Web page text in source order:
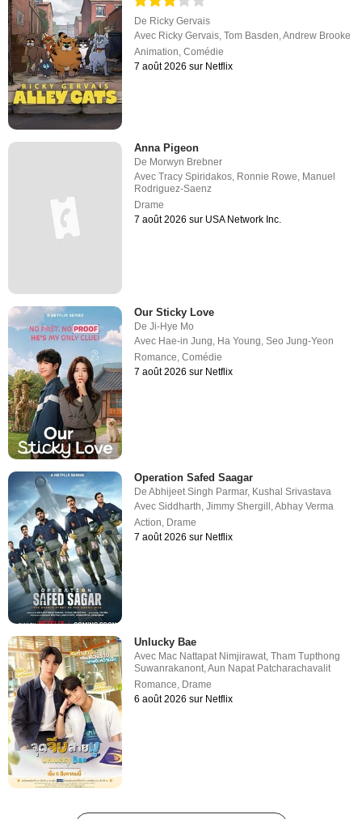
De Ricky Gervais
Avec Ricky Gervais,Tom Basden,Andrew Brooke
Animation,Comédie
7 août 2026 sur Netflix
Anna Pigeon
De Morwyn Brebner
AvecTracy Spiridakos, Ronnie Rowe, Manuel
Rodriguez-Saenz
Drame
7 août 2026 sur USA Network Inc.
Our Sticky Love
DeJi-Hye Mo
Avec Hae-in Jung, Ha Young,Seo Jung-Yeon
Romance,Comédie
7 août 2026 sur Netflix
Operation Safed Saagar
DeAbhijeet Singh Parmar, Kushal Srivastava
AvecSiddharth ,Jimmy Shergill ,Abhay Verma
Action Drame
7 août 2026 sur Netflix
Unlucky Bae
Avec Mac Nattapat Nimjirawat,Tham Tupthong
Suwanrakanont,Aun Napat Patcharachavalit
Romance, Drame
6 août 2026 sur Netflix